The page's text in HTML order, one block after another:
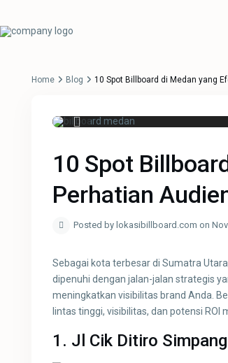
Home Blog 10 Spot Billboard di Medan yang
10 Spot
Perhatian
Posted by lokasibillboard.com on
Sebagai kota terbesar di Sumatra
dipenuhi dengan jalan-jalan strategis
meningkatkan visibilitas brand Anda.
lintas tinggi, visibilitas, dan potensi ROI
1. Jl Cik Ditiro